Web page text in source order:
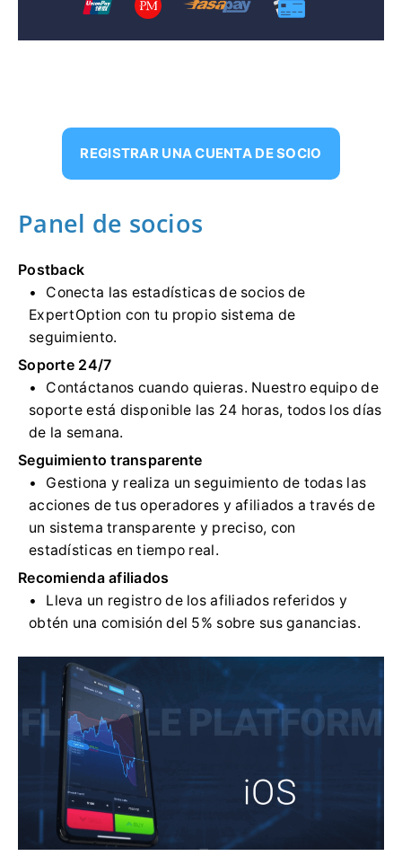
REGISTRAR UNA CUENTA DE SOCIO
Panel de socios
Postback
Conecta las estadísticas de socios de
ExpertOption con tu propio sistema de
seguimiento.
Soporte 24/7
Contáctanos cuando quieras. Nuestro equipo de
soporte está disponible las 24 horas, todos los días
de la semana.
Seguimiento transparente
Gestiona y realiza un seguimiento de todas las
acciones de tus operadores y afiliados a través de
un sistema transparente y preciso, con
estadísticas en tiempo real.
Recomienda afiliados
Lleva un registro de los afiliados referidos y
obtén una comisión del 5% sobre sus ganancias.